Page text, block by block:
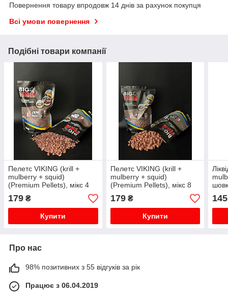
Повернення товару впродовж 14 днів за рахунок покупця
Всі умови повернення
Подібні товари компанії
Пелетс VIKING (krill +
mulberry + squid)
(Premium Pellets), мікс 4
мм та 6 мм, упаковка 0,9
кг
179 ₴
Купити
Пелетс VIKING (krill +
mulberry + squid)
(Premium Pellets), мікс 8
мм та 12 мм, упаковка 0,9
кг
179₴
Купити
145
Про нас
98% позитивних з 55 відгуків за рік
Працює з 06.04.2019